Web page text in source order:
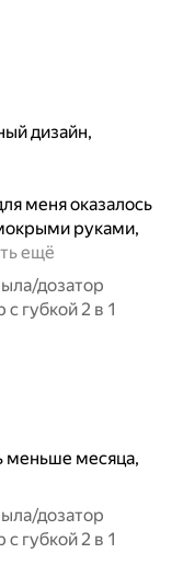
дизайн,
меня оказалось
руками,
ещё
дозатор
губкой 2 в 1
меньше месяца,
дозатор
губкой 2 в 1